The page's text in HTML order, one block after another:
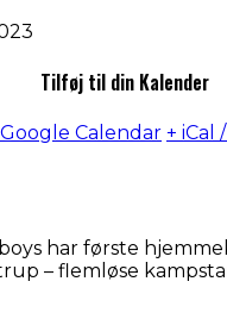
Tilføj til din Kalender
Calendar + iCal
har første
– flemløse